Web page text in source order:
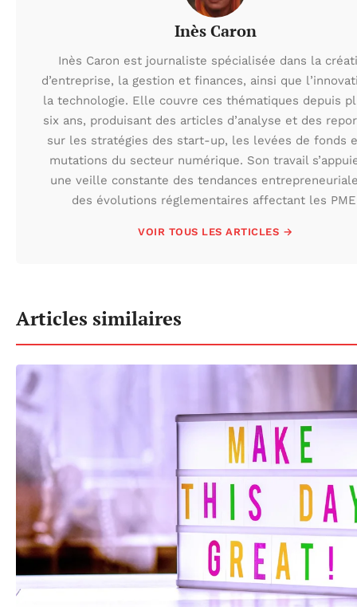
Inès Caron
Inès Caron est journaliste spécialisée dans la
d’entreprise, la gestion et finances, ainsi que
la technologie. Elle couvre ces thématiques depuis
six ans, produisant des articles d’analyse et des
sur les stratégies des start-up, les levées de fonds
mutations du secteur numérique. Son travail
une veille constante des tendances
des évolutions réglementaires affectant les
VOIR TOUS LES ARTICLES →
Articles similaires